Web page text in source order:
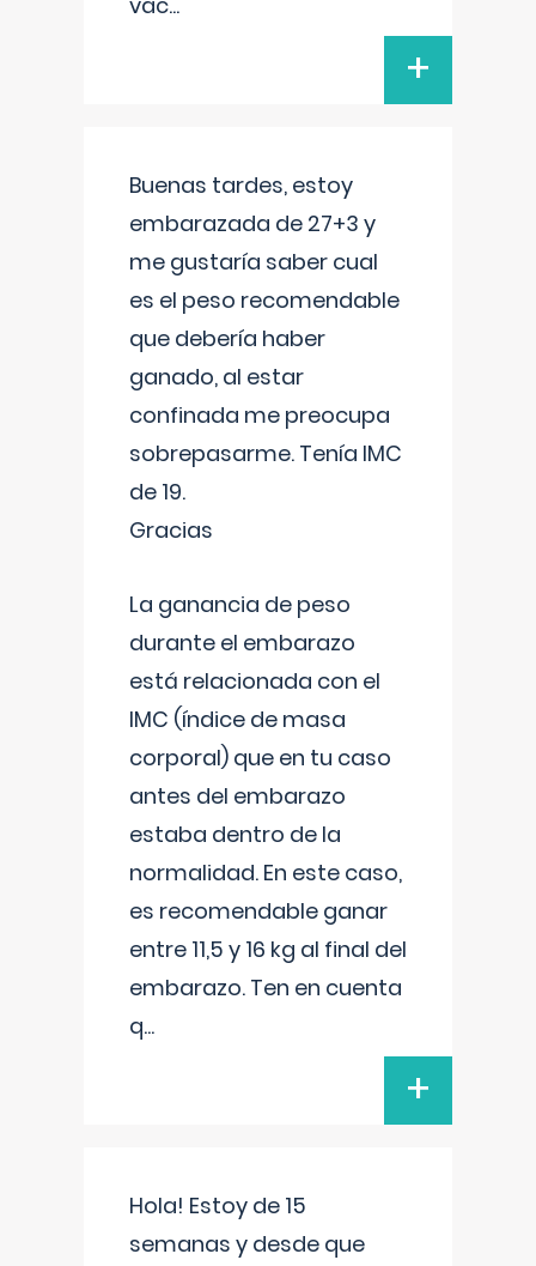
+
Buenas tardes, estoy
embarazada de 27+3 y
me gustaría saber cual
es el peso recomendable
que debería haber
ganado, al estar
confinada me preocupa
sobrepasarme. Tenía IMC
de 19.
Gracias
La ganancia de peso
durante el embarazo
está relacionada con el
IMC (índice de masa
corporal) que en tu caso
antes del embarazo
estaba dentro de la
normalidad. En este caso,
es recomendable ganar
entre 11,5 y 16 kg al final del
embarazo. Ten en cuenta
q...
+
Hola! Estoy de 15
semanas y desde que